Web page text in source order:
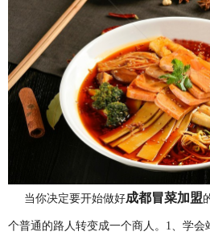
当你决定要开始做好成都冒菜加盟
个普通的路人转变成一个商人。1、学会